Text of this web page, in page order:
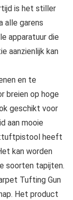
is het stiller
alle garens
apparatuur die
aanzienlijk kan
en te
breien op hoge
geschikt voor
aan mooie
heeft
kan worden
soorten tapijten.
Tufting Gun
Het product